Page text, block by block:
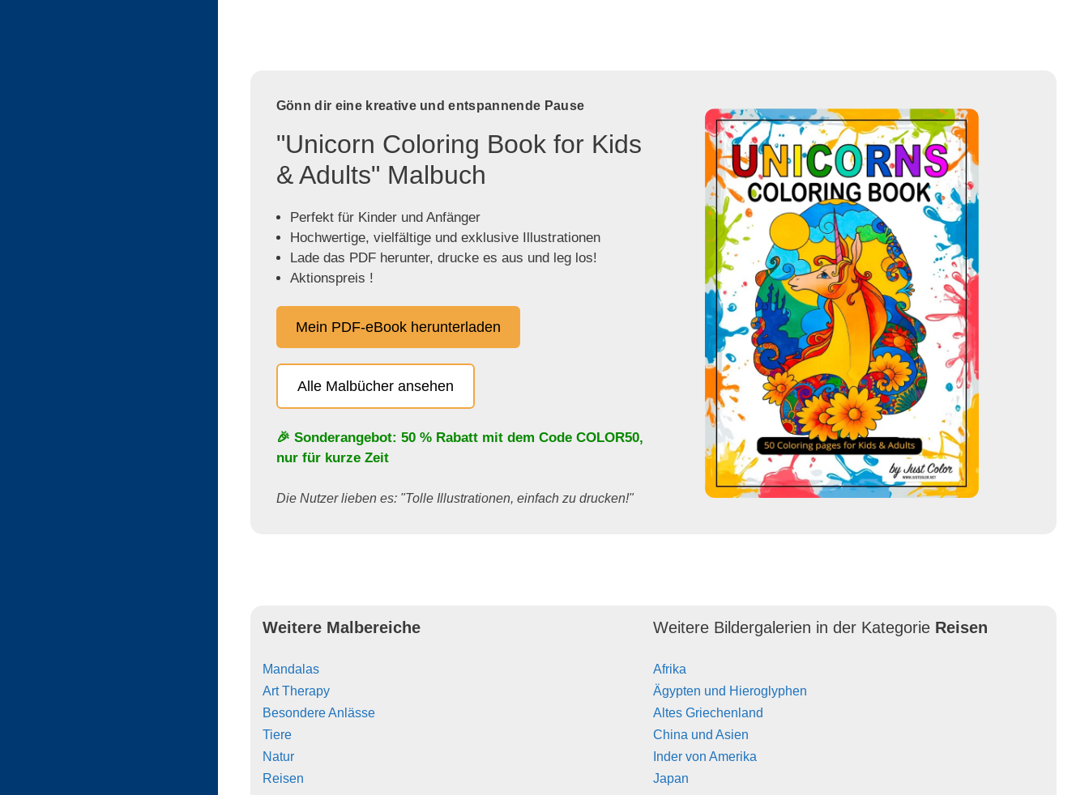
Gönn dir eine kreative und entspannende Pause
"Unicorn Coloring Book for Kids
& Adults" Malbuch
Perfekt für Kinder und Anfänger
Hochwertige, vielfältige und exklusive Illustrationen
Lade das PDF herunter, drucke es aus und leg los!
Aktionspreis !
Mein PDF-eBook herunterladen
Alle Malbücher ansehen
🎉 Sonderangebot: 50 % Rabatt mit dem Code COLOR50,
nur für kurze Zeit
Die Nutzer lieben es: "Tolle Illustrationen, einfach zu drucken!"
Weitere Malbereiche
Mandalas
Art Therapy
Besondere Anlässe
Tiere
Natur
Reisen
Weitere Bildergalerien in der Kategorie Reisen
Afrika
Ägypten und Hieroglyphen
Altes Griechenland
China und Asien
Inder von Amerika
Japan